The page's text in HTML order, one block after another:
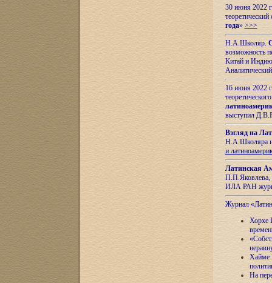
30 июня 2022
года» >>>
Н.А.Школяр.
возможность
Китай и
16 июня 2022
выступил
Взгляд на
Н.А.Школяра
и
Латинская
П.П.Яковлева,
ИЛА РАН
Журнал
Хорхе
Хайме
На